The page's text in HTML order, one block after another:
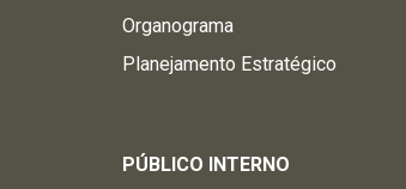
Organograma
Planejamento Estratégico
PÚBLICO INTERNO